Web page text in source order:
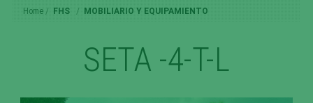
Home FHS MOBILIARIO Y EQUIPAMIENTO
SETA -4-T-L